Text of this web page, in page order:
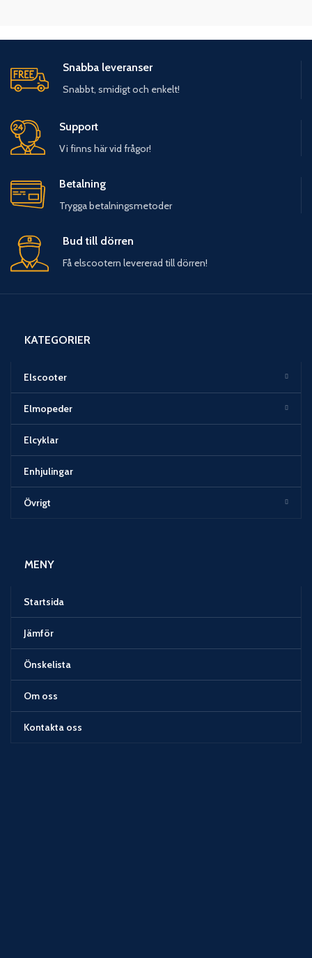
Snabba leveranser
Snabbt, smidigt och enkelt!
Support
Vi finns här vid frågor!
Betalning
Trygga betalningsmetoder
Bud till dörren
Få elscootern levererad till dörren!
KATEGORIER
Elscooter
Elmopeder
Elcyklar
Enhjulingar
Övrigt
MENY
Startsida
Jämför
Önskelista
Om oss
Kontakta oss